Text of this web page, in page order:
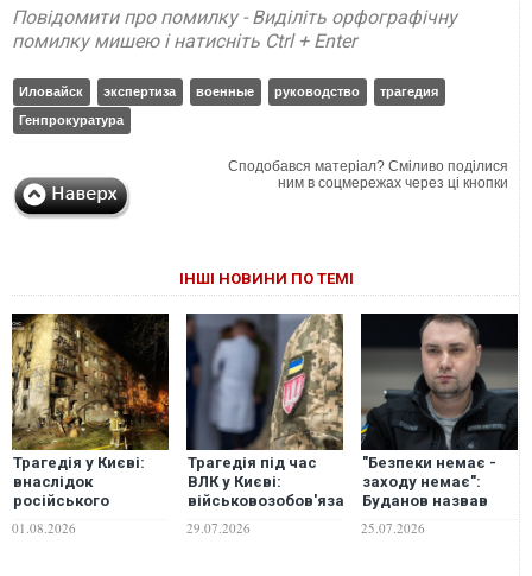
Повідомити про помилку - Виділіть орфографічну
помилку мишею і натисніть Ctrl + Enter
Иловайск экспертиза военные руководство
трагедия
Генпрокуратура
Сподобався матеріал? Сміливо поділися
ним в соцмережах через ці кнопки
ІНШІ НОВИНИ ПО ТЕМІ
Трагедія у Києві:
внаслідок
російського
загинули 9 людей,
01.08.2026
Трагедія під час
ВЛК у Києві:
військовозобов'язаний
поранив ножем
29.07.2026
"Безпеки немає -
заходу немає":
Буданов назвав
відповісти за
25.07.2026